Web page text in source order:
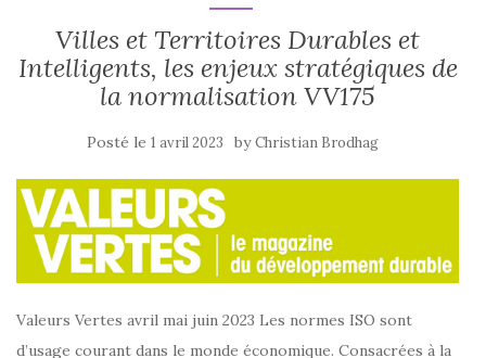
Villes et Territoires Durables et
Intelligents, les enjeux stratégiques de
la normalisation VV175
Posté le 1 avril 2023 byChristian Brodhag
Valeurs Vertes avril mai juin 2023 Les normes ISO sont
d’usage courant dans le monde économique. Consacrées à la